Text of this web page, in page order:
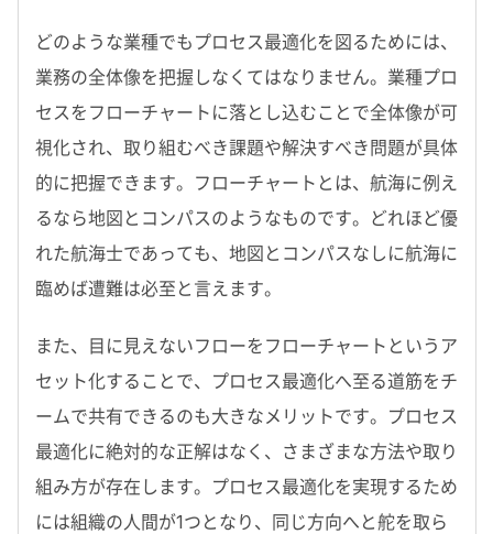
どのような業種でもプロセス最適化を図るためには、
業務の全体像を把握しなくてはなりません。業種プロ
セスをフローチャートに落とし込むことで全体像が可
視化され、取り組むべき課題や解決すべき問題が具体
的に把握できます。フローチャートとは、航海に例え
るなら地図とコンパスのようなものです。どれほど優
れた航海士であっても、地図とコンパスなしに航海に
臨めば遭難は必至と言えます。
また、目に見えないフローをフローチャートというア
セット化することで、プロセス最適化へ至る道筋をチ
ームで共有できるのも大きなメリットです。プロセス
最適化に絶対的な正解はなく、さまざまな方法や取り
組み方が存在します。プロセス最適化を実現するため
には組織の人間が1つとなり、同じ方向へと舵を取ら